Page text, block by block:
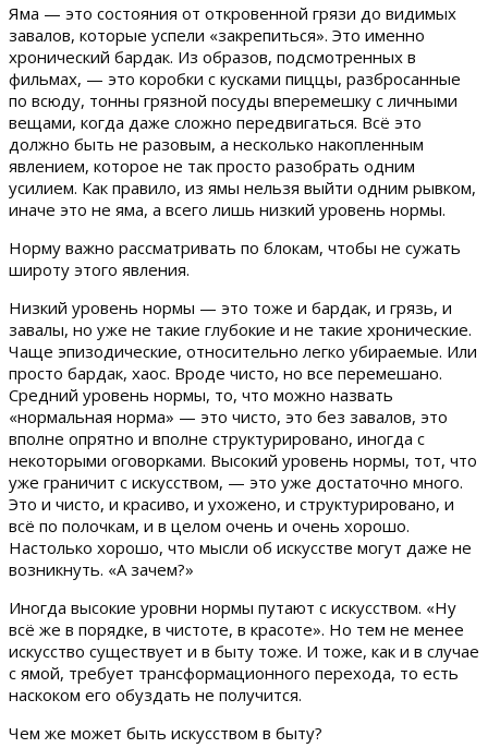
Яма — это состояния от откровенной грязи до видимых
завалов, которые успели «закрепиться». Это именно
хронический бардак. Из образов, подсмотренных в
фильмах, — это коробки с кусками пиццы, разбросанные
по всюду, тонны грязной посуды вперемешку с личными
вещами, когда даже сложно передвигаться. Всё это
должно быть не разовым, а несколько накопленным
явлением, которое не так просто разобрать одним
усилием. Как правило, из ямы нельзя выйти одним рывком,
иначе это не яма, а всего лишь низкий уровень нормы.
Норму важно рассматривать по блокам, чтобы не сужать
широту этого явления.
Низкий уровень нормы — это тоже и бардак, и грязь, и
завалы, но уже не такие глубокие и не такие хронические.
Чаще эпизодические, относительно легко убираемые. Или
просто бардак, хаос. Вроде чисто, но все перемешано.
Средний уровень нормы, то, что можно назвать
«нормальная норма» — это чисто, это без завалов, это
вполне опрятно и вполне структурировано, иногда с
некоторыми оговорками. Высокий уровень нормы, тот, что
уже граничит с искусством, — это уже достаточно много.
Это и чисто, и красиво, и ухожено, и структурировано, и
всё по полочкам, и в целом очень и очень хорошо.
Настолько хорошо, что мысли об искусстве могут даже не
возникнуть. «А зачем?»
Иногда высокие уровни нормы путают с искусством. «Ну
всё же в порядке, в чистоте, в красоте». Но тем не менее
искусство существует и в быту тоже. И тоже, как и в случае
с ямой, требует трансформационного перехода, то есть
наскоком его обуздать не получится.
Чем же может быть искусством в быту?